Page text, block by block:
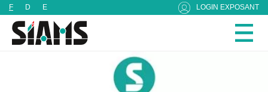
F D E LOGIN EXPOSANT
Panneau de gestion des cookies